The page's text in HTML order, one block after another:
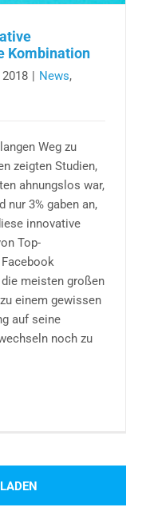
Kombination
News,
Weg zu
zeigten Studien,
ahnungslos war,
nur 3% gaben an,
innovative
Top-
meisten großen
einem gewissen
auf seine
noch zu